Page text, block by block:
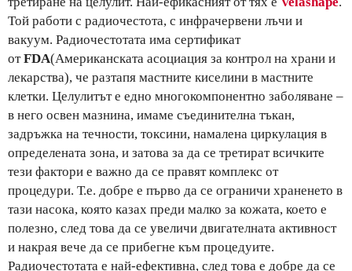
Той работи с радиочестота, с инфрачервени лъчи и
вакуум. Радиочестотата има сертификат
отFDA(Американската асоциация за контрол на храни и
лекарства), че разтапя мастните киселини в мастните
клетки. Целулитът е едно многокомпонентно заболяване –
в него освен мазнина, имаме съединителна тъкан,
задръжка на течности, токсини, намалена циркулация в
определената зона, и затова за да се третират всичките
тези фактори е важно да се правят комплекс от
процедури. Т.е. добре е първо да се ограничи храненето в
тази насока, която казах преди малко за кожата, което е
полезно, след това да се увеличи двигателната активност
и накрая вече да се прибегне към процедуите.
Радиочестотата е най-ефективна, след това е добре да се